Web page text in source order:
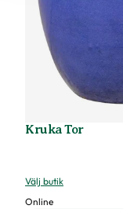
Kruka Tor
Välj butik
Online